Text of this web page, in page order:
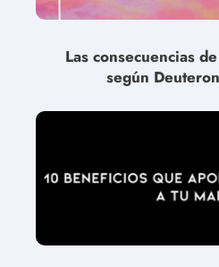
Las consecuencias
según